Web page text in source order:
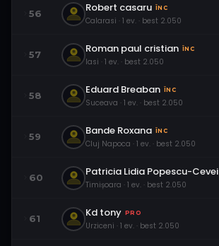
56 Robert casaru ÎNC
Calarasi · 1 ev. · best 2.050
57 Roman paul cristian ÎNC
Iasi · 1 ev. · best 2.050
58 Eduard Breaban ÎNC
Suceava · 1 ev. · best 2.050
59 Bande Roxana ÎNC
Cluj Napoca · 1 ev. · best 2.050
60 Patricia Lidia Popescu-Cevei
Timișoara · 1 ev. · best 2.050
61 Kd tony PRO
Urziceni · 1 ev. · best 2.050